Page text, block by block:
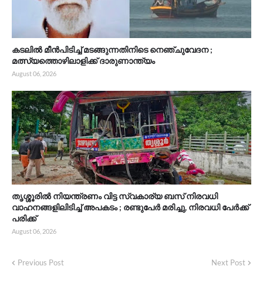
കടലിൽ മീൻപിടിച്ച് മടങ്ങുന്നതിനിടെ നെഞ്ചുവേദന ;
മത്സ്യത്തൊഴിലാളിക്ക് ദാരുണാന്ത്യം
August 06, 2026
തൃശ്ശൂരിൽ നിയന്ത്രണം വിട്ട സ്വകാര്യ ബസ് നിരവധി
വാഹനങ്ങളിലിടിച്ച് അപകടം ; രണ്ടുപേർ മരിച്ചു, നിരവധി പേർക്ക്
പരിക്ക്
August 06, 2026
Previous Post Next Post